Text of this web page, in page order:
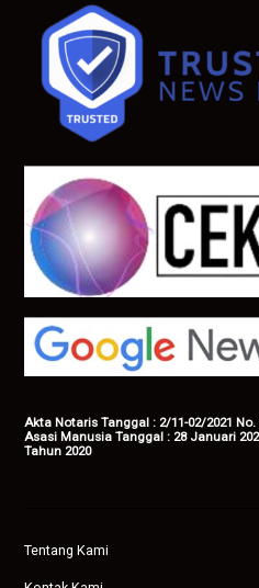
Akta Notaris Tanggal : 2/11-02/2021
Asasi Manusia Tanggal : 28 Januari
Tahun 2020
Tentang Kami